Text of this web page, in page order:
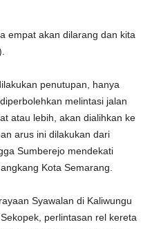
empat akan dilarang dan kita
penutupan, hanya
melintasi jalan
atau lebih, akan dialihkan ke
arus ini dilakukan dari
Sumberejo mendekati
Kota Semarang.
Syawalan di Kaliwungu
perlintasan rel kereta